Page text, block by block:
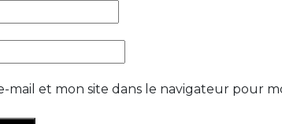
mail et mon site dans le navigateur pour